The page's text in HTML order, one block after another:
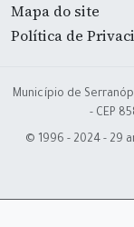
Mapa do site
Política de
Município de
- CEP
© 1996 - 2024 - 29